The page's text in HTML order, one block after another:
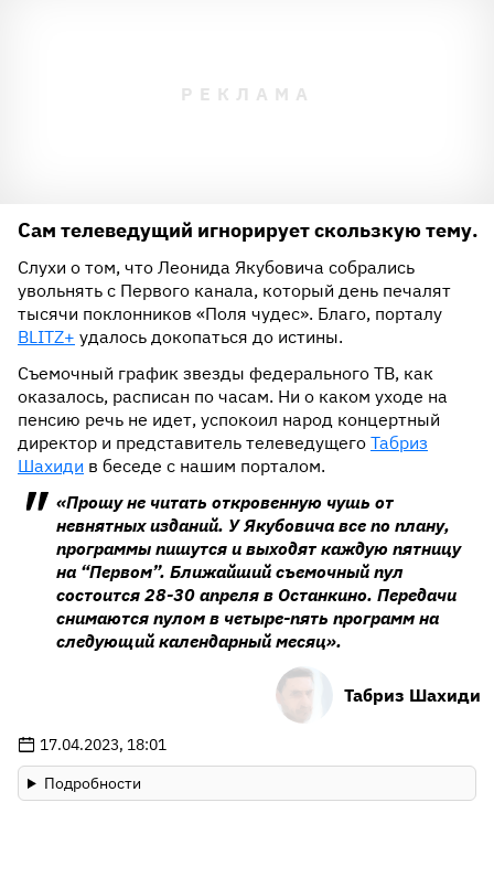
Сам телеведущий игнорирует скользкую тему.
Слухи о том, что Леонида Якубовича собрались
увольнять с Первого канала, который день печалят
тысячи поклонников «Поля чудес». Благо, порталу
BLITZ+ удалось докопаться до истины.
Съемочный график звезды федерального ТВ, как
оказалось, расписан по часам. Ни о каком уходе на
пенсию речь не идет, успокоил народ концертный
директор и представитель телеведущего Табриз
Шахиди в беседе с нашим порталом.
«Прошу не читать откровенную чушь от
невнятных изданий. У Якубовича все по плану,
программы пишутся и выходят каждую пятницу
на “Первом”. Ближайший съемочный пул
состоится 28-30 апреля в Останкино. Передачи
снимаются пулом в четыре-пять программ на
следующий календарный месяц».
Табриз Шахиди
17.04.2023, 18:01
Подробности